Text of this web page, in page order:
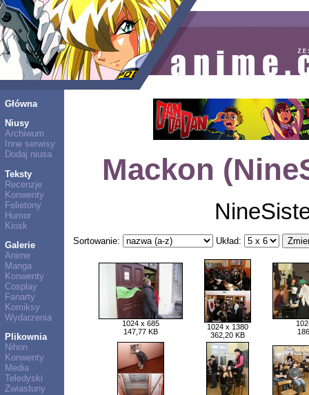
Główna
Niusy
Archiwum
Inne serwisy
Dodaj niusa
Teksty
Recenzje
Konwenty
Felietony
Humor
Kiosk
Galerie
Anime
Manga
Konwenty
Cosplay
Fanarty
Komiksy
Wydarzenia
Plikownia
Nihon
Konwenty
Media
Teledyski
Zwiastuny
Mackon
Sortowanie: Układ:
1024 x 685
147,77 KB
1024 x 1380
362,20 KB